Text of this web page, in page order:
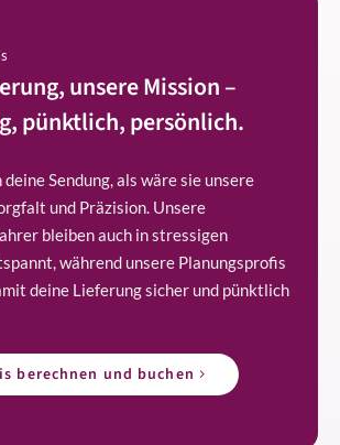
unsere Mission –
pünktlich, persönlich.
Sendung, als wäre sie unsere
und Präzision. Unsere
bleiben auch in stressigen
während unsere Planungsprofis
deine Lieferung sicher und pünktlich
berechnen und buchen